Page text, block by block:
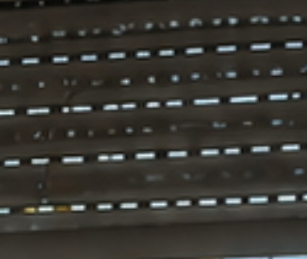
Die Schallschutze
xperten
Wir tun alles, damit der Lärm Sie in
Sie Ruhe l